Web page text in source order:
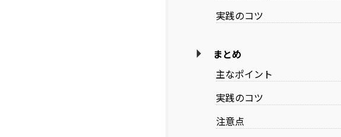
実践のコツ
まとめ
主なポイント
実践のコツ
注意点